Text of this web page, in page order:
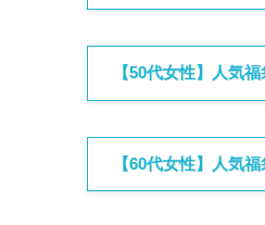
【50代女性】人気
【60代女性】人気